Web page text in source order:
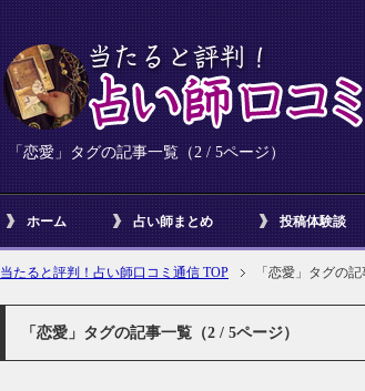
「恋愛」タグの記事一覧（2 / 5ページ）
ホーム 占い師まとめ 投稿体験談
当たると評判！占い師口コミ通信 TOP 「恋愛」タグの
「恋愛」タグの記事一覧（2 / 5ページ）